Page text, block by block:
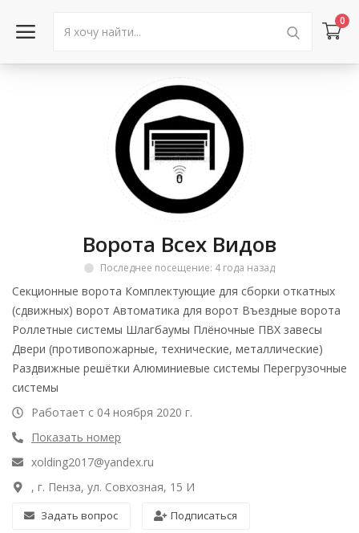
0
Объявления
Контакты
Город: Колумбус
Ворота Всех Видов
Последнее посещение: 4 года назад
Секционные ворота Комплектующие для сборки откатных
(сдвижных) ворот Автоматика для ворот Въездные ворота
Роллетные системы Шлагбаумы Плёночные ПВХ завесы
Двери (противопожарные, технические, металлические)
Раздвижные решётки Алюминиевые системы Перегрузочные
системы
Работает с 04 ноября 2020 г.
Показать номер
xolding2017@yandex.ru
, г. Пенза, ул. Совхозная, 15 И
Задать вопрос Подписаться